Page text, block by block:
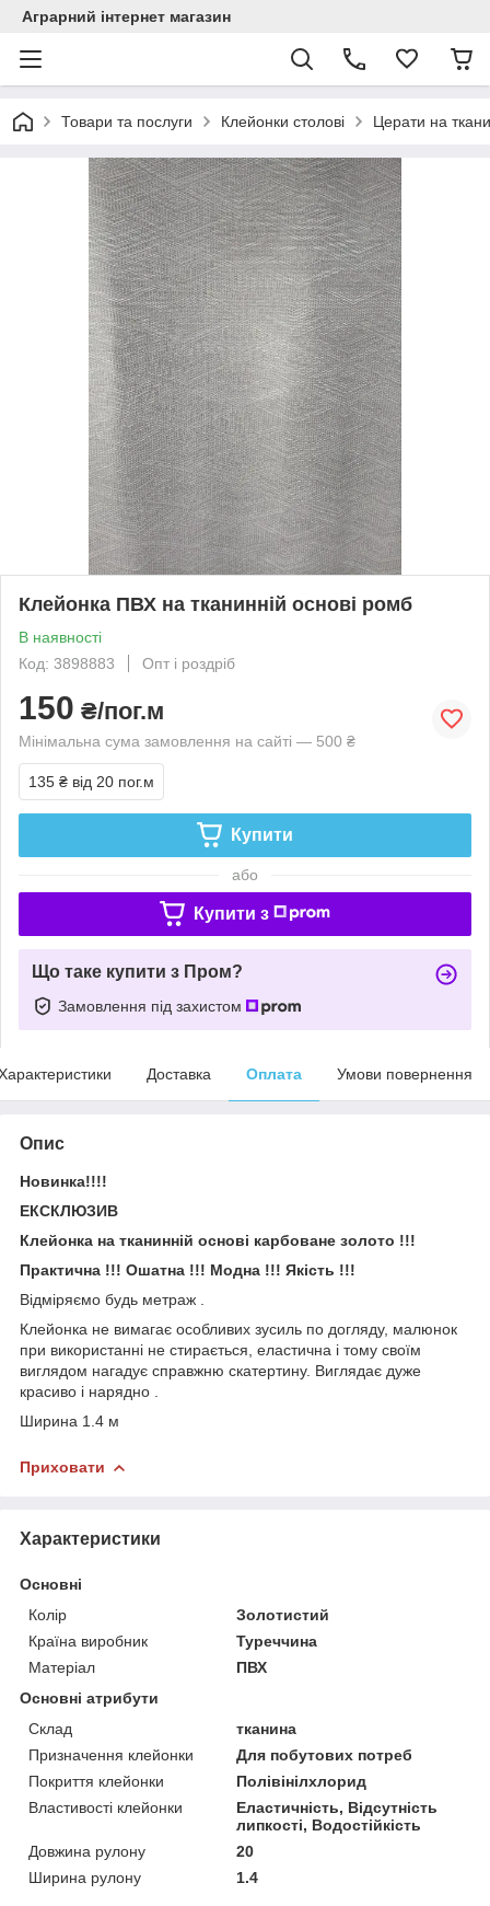
Аграрний інтернет магазин
Товари та послуги Клейонки столові Церати на
Клейонка ПВХ на тканинній основі ромб
В наявності
Код: 3898883
Опт і роздріб
150 ₴/пог.м
Мінімальна сума замовлення на сайті — 500 ₴
135 ₴ від 20 пог.м
Купити
або
Купити з
Що таке купити з Пром?
Замовлення під захистом
Доставка Оплата Умови повернення
Опис
Новинка!!!!
ЕКСКЛЮЗИВ
Клейонка на тканинній основі карбоване золото !!!
Практична !!! Ошатна !!! Модна !!! Якість !!!
Відміряємо будь метраж .
Клейонка не вимагає особливих зусиль по догляду, малюнок
при використанні не стирається, еластична і тому своїм
виглядом нагадує справжню скатертину. Виглядає дуже
красиво і нарядно .
Ширина 1.4 м
Приховати
Характеристики
Основні
Колір
Золотистий
Країна виробник
Туреччина
Матеріал
ПВХ
Основні атрибути
Склад
тканина
Призначення клейонки
Для побутових потреб
Покриття клейонки
Полівінілхлорид
Властивості клейонки
Еластичність, Відсутність
липкості, Водостійкість
Довжина рулону
20
Ширина рулону
1.4